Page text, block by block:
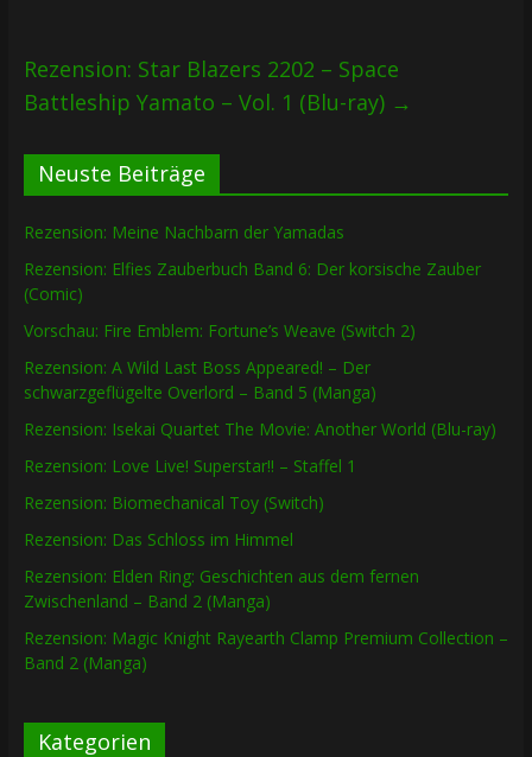
Rezension: Star Blazers 2202 – Space
Battleship Yamato – Vol. 1 (Blu-ray) →
Neuste Beiträge
Rezension: Meine Nachbarn der Yamadas
Rezension: Elfies Zauberbuch Band 6: Der korsische Zauber
(Comic)
Vorschau: Fire Emblem: Fortune’s Weave (Switch 2)
Rezension: A Wild Last Boss Appeared! – Der
schwarzgeflügelte Overlord – Band 5 (Manga)
Rezension: Isekai Quartet The Movie: Another World (Blu-ray)
Rezension: Love Live! Superstar!! – Staffel 1
Rezension: Biomechanical Toy (Switch)
Rezension: Das Schloss im Himmel
Rezension: Elden Ring: Geschichten aus dem fernen
Zwischenland – Band 2 (Manga)
Rezension: Magic Knight Rayearth Clamp Premium Collection –
Band 2 (Manga)
Kategorien